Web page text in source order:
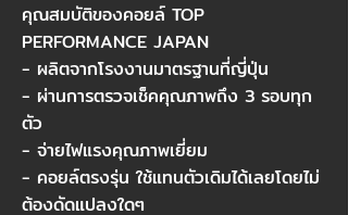
คุณสมบัติของคอยล์ TOP
PERFORMANCE JAPAN
- ผลิตจากโรงงานมาตรฐานที่ญี่ปุ่น
- ผ่านการตรวจเช็คคุณภาพถึง 3 รอบทุก
ตัว
- จ่ายไฟแรงคุณภาพเยี่ยม
- คอยล์ตรงรุ่น ใช้แทนตัวเดิมได้เลยโดยไม่
ต้องดัดแปลงใดๆ